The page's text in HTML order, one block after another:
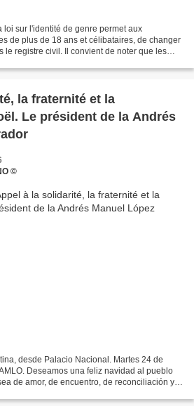
sur l'identité de genre permet aux
de plus de 18 ans et célibataires, de changer
convient de noter que les
la fraternité et la
Le président de la Andrés
©
desde Palacio Nacional. Martes 24 de
Deseamos una feliz navidad al pueblo
de amor, de encuentro, de reconciliación y